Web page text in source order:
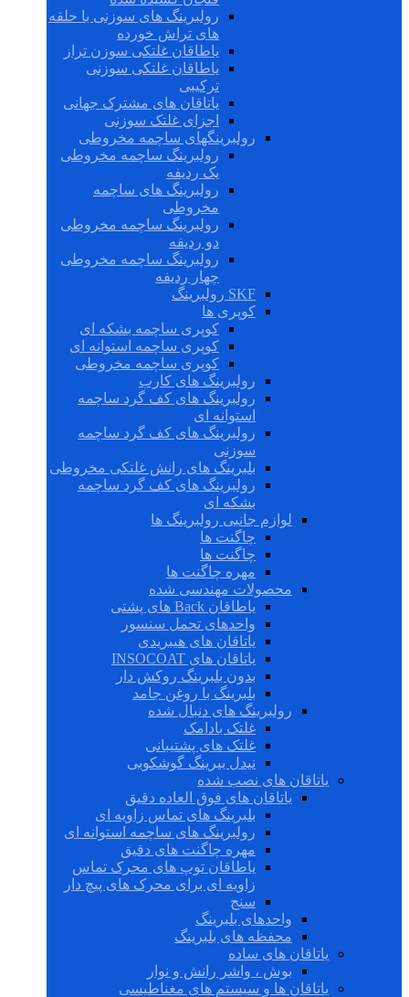
رولبرینگ های سوزنی با حلقه
های تراش خورده
یاطاقان غلتکی سوزن تراز
یاطاقان غلتکی سوزنی
ترکیبی
یاتاقان های مشترک جهانی
اجزای غلتک سوزنی
رولبرینگهای ساچمه مخروطی
رولبرینگ ساچمه مخروطی
یک ردیفه
رولبرینگ های ساچمه
مخروطی
رولبرینگ ساچمه مخروطی
دو ردیفه
رولبرینگ ساچمه مخروطی
چهار ردیفه
SKF رولبرینگ
کوپری ها
کوپری ساچمه بشکه ای
کوپری ساچمه استوانه ای
کوپری ساچمه مخروطی
رولبرینگ های کارب
رولبرینگ های کف گرد ساچمه
استوانه ای
رولبرینگ های کف گرد ساچمه
سوزنی
بلبرینگ های رانش غلتکی مخروطی
رولبرینگ های کف گرد ساچمه
بشکه ای
لوازم جانبی رولبرینگ ها
چاگنت ها
چاگنت ها
مهره چاگنت ها
محصولات مهندسی شده
یاطاقان Back های پشتی
واحدهای تحمل سنسور
یاتاقان های هیبریدی
یاتاقان های INSOCOAT
بدون بلبرینگ روکش دار
بلبرینگ با روغن جامد
رولبرینگ های دنبال شده
غلتک بادامک
غلتک های پشتیبانی
نیدل بیرینگ گوشکوبی
یاتاقان های نصب شده
یاتاقان های فوق العاده دقیق
بلبرینگ های تماس زاویه ای
رولبرینگ های ساچمه استوانه ای
مهره چاگنت های دقیق
یاطاقان توپ های محرک تماس
زاویه ای برای محرک های پیچ دار
سنج
واحدهای بلبرینگ
محفظه های بلبرینگ
یاتاقان های ساده
بوش ، واشر رانش و نوار
یاتاقان ها و سیستم های مغناطیسی